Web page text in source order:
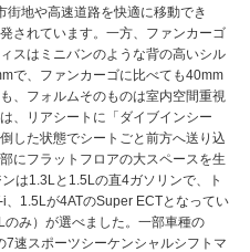
地や高速道路を快適に移動でき
されています。一方、ファンカーゴ
スはミニバンのような背の高いシル
で、ファンカーゴに比べても40mm
、フォルムそのものは室内空間重視
、リアシートに「ダイブインシー
した状態でシートごと前方へ送り込
にフラットフロアの大スペースを生
は1.3Lと1.5Lの直4ガソリンで、ト
1.5Lが4ATのSuper ECTとなってい
み）が選べました。一部車種の
速スポーツシーケンシャルシフトマ